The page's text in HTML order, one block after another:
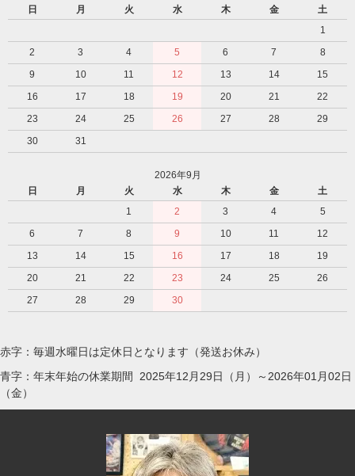
日
月 火 水 木 金
土
1
2
3 4 5 6 7
8
9
10 11 12 13 14
15
16
17 18 19 20 21
22
23
24 25 26 27 28
29
30
31
2026年9月
日
月 火 水 木 金
土
1
2 3 4
5
6
7 8 9 10 11
12
13
14 15 16 17 18
19
20
21 22 23 24 25
26
27
28 29 30
赤字：毎週水曜日は定休日となります（発送お休み）
青字：年末年始の休業期間 2025年12月29日（月）～2026年01月02日
（金）